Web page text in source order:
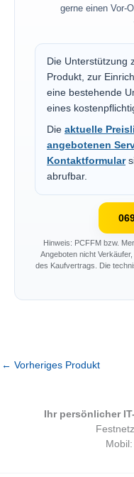
gerne einen Vor-
Die Unterstützung
Produkt, zur
eine bestehende
eines
Die aktuelle
angebotenen
Kontaktformular
abrufbar.
Hinweis: PCFFM bzw.
Angeboten nicht
des Kaufvertrags. Die
← Vorheriges Produkt
Ihr persönlicher
Mobil: